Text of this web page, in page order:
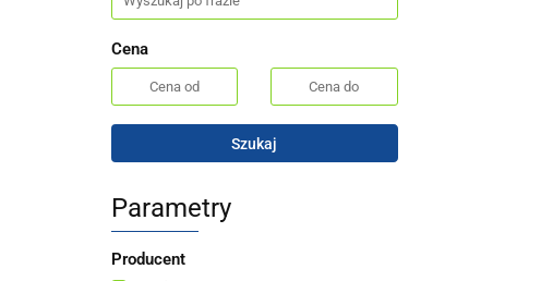
Cena
Szukaj
Parametry
Producent